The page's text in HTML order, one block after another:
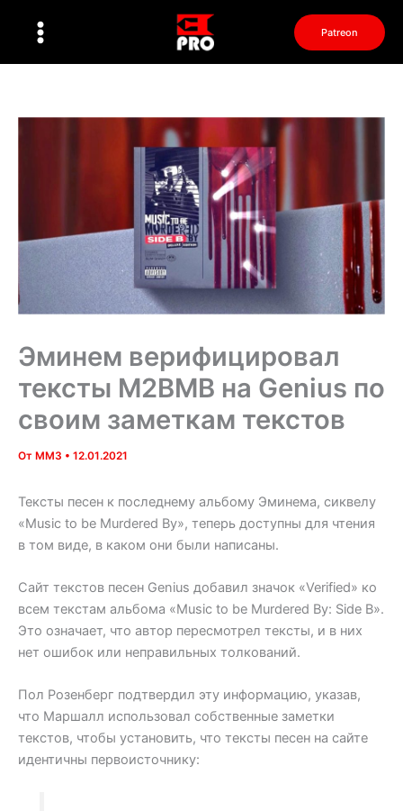
Patreon
Эминем верифицировал
тексты M2BMB на Genius по
своим заметкам текстов
От MM3 • 12.01.2021
Тексты песен к последнему альбому Эминема, сиквелу
«Music to be Murdered By», теперь доступны для чтения
в том виде, в каком они были написаны.
Сайт текстов песен Genius добавил значок «Verified» ко
всем текстам альбома «Music to be Murdered By: Side B».
Это означает, что автор пересмотрел тексты, и в них
нет ошибок или неправильных толкований.
Пол Розенберг подтвердил эту информацию, указав,
что Маршалл использовал собственные заметки
текстов, чтобы установить, что тексты песен на сайте
идентичны первоисточнику: